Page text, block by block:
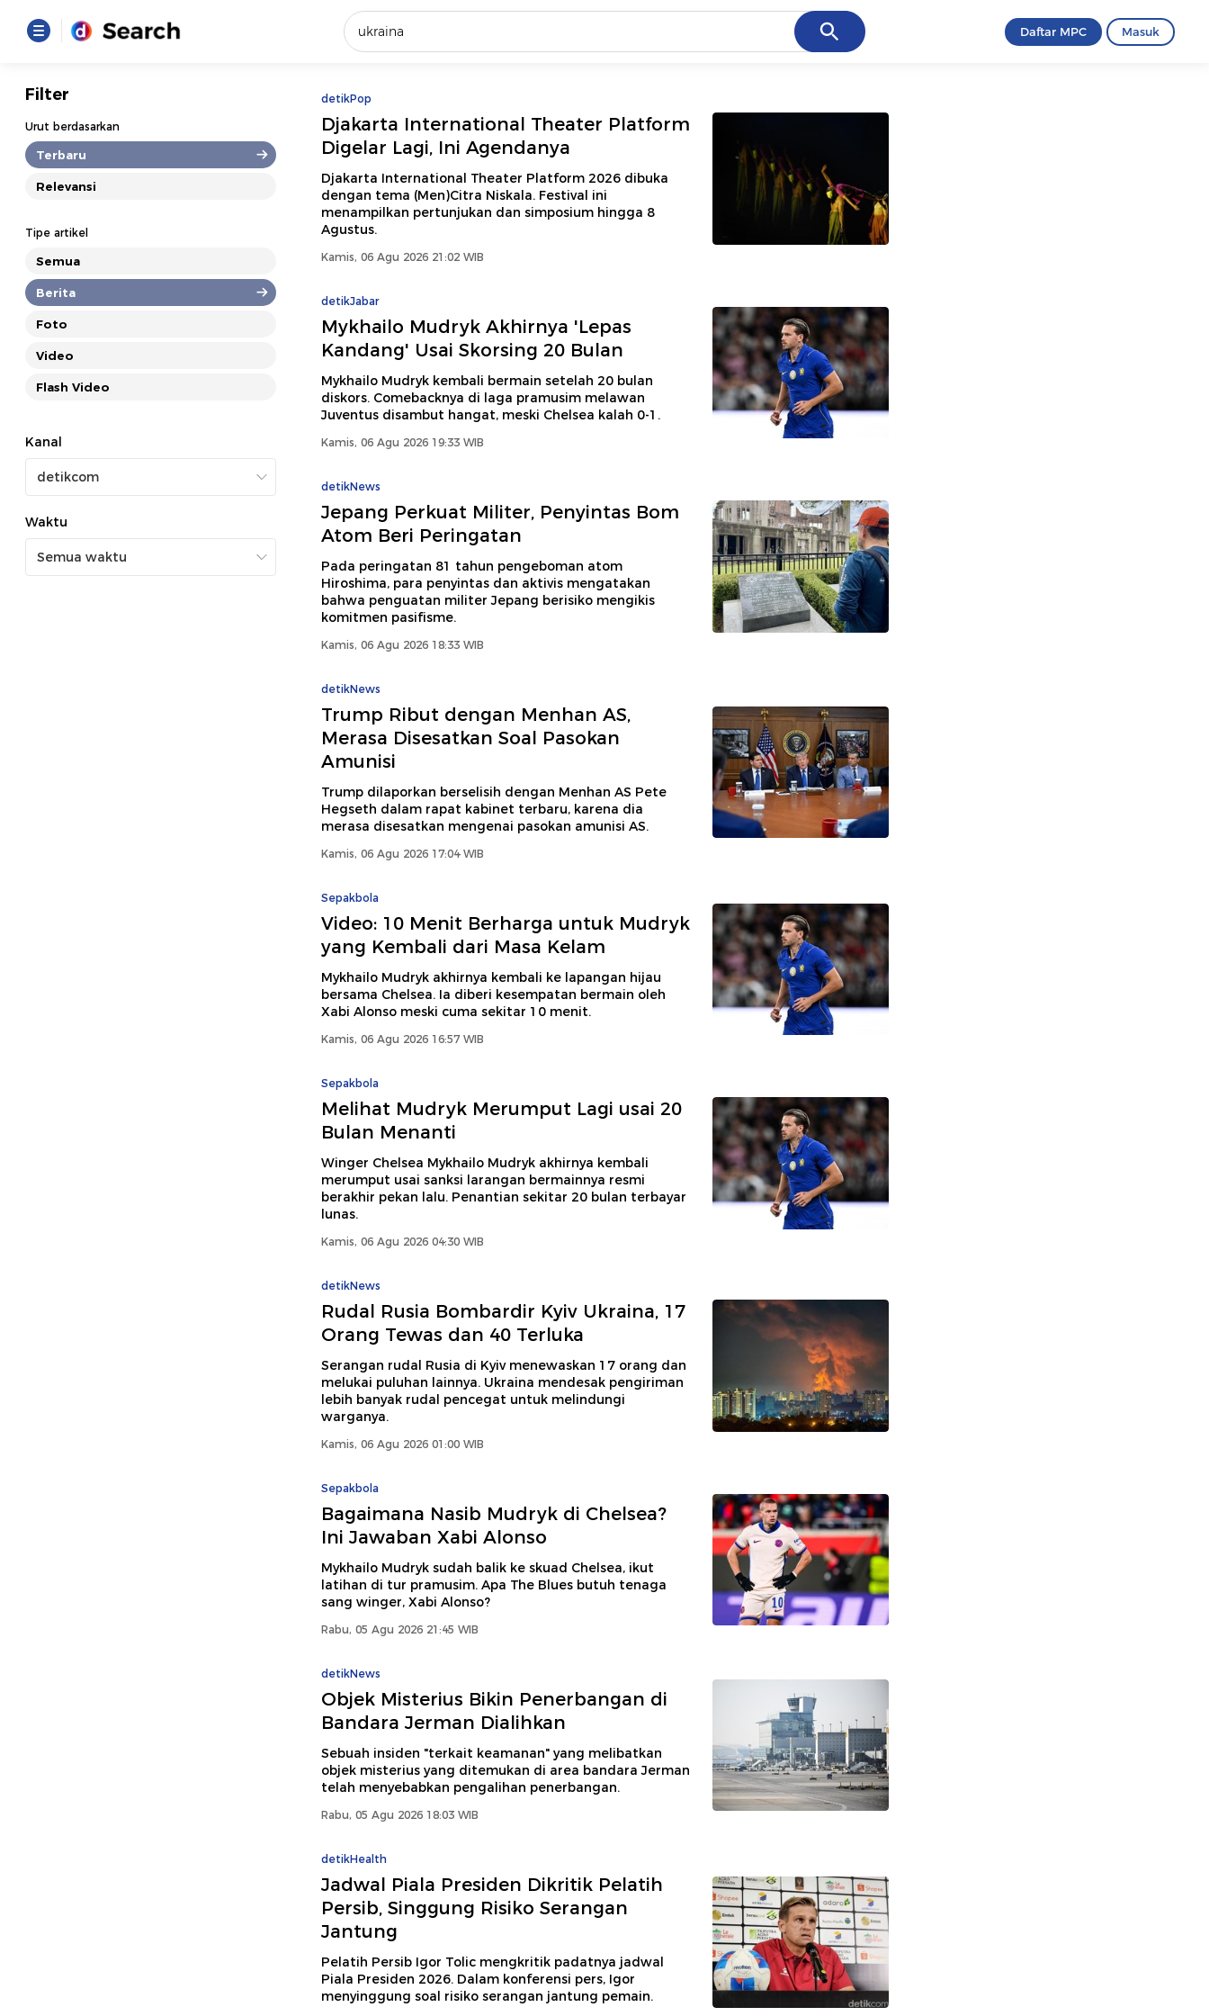
Cancel
Terakhir yang dicari
Daftar MPC Masuk
Filter
Urut berdasarkan
Terbaru
Relevansi
Tipe artikel
Semua
Berita
Foto
Video
Flash Video
Kanal
Waktu
detikPop
Djakarta International Theater Platform
Digelar Lagi, Ini Agendanya
Djakarta International Theater Platform 2026 dibuka
dengan tema (Men)Citra Niskala. Festival ini
menampilkan pertunjukan dan simposium hingga 8
Agustus.
Kamis, 06 Agu 2026 21:02 WIB
detikJabar
Mykhailo Mudryk Akhirnya 'Lepas
Kandang' Usai Skorsing 20 Bulan
Mykhailo Mudryk kembali bermain setelah 20 bulan
diskors. Comebacknya di laga pramusim melawan
Juventus disambut hangat, meski Chelsea kalah 0-1.
Kamis, 06 Agu 2026 19:33 WIB
detikNews
Jepang Perkuat Militer, Penyintas Bom
Atom Beri Peringatan
Pada peringatan 81 tahun pengeboman atom
Hiroshima, para penyintas dan aktivis mengatakan
bahwa penguatan militer Jepang berisiko mengikis
komitmen pasifisme.
Kamis, 06 Agu 2026 18:33 WIB
detikNews
Trump Ribut dengan Menhan AS,
Merasa Disesatkan Soal Pasokan
Amunisi
Trump dilaporkan berselisih dengan Menhan AS Pete
Hegseth dalam rapat kabinet terbaru, karena dia
merasa disesatkan mengenai pasokan amunisi AS.
Kamis, 06 Agu 2026 17:04 WIB
Sepakbola
Video: 10 Menit Berharga untuk Mudryk
yang Kembali dari Masa Kelam
Mykhailo Mudryk akhirnya kembali ke lapangan hijau
bersama Chelsea. Ia diberi kesempatan bermain oleh
Xabi Alonso meski cuma sekitar 10 menit.
Kamis, 06 Agu 2026 16:57 WIB
Sepakbola
Melihat Mudryk Merumput Lagi usai 20
Bulan Menanti
Winger Chelsea Mykhailo Mudryk akhirnya kembali
merumput usai sanksi larangan bermainnya resmi
berakhir pekan lalu. Penantian sekitar 20 bulan terbayar
lunas.
Kamis, 06 Agu 2026 04:30 WIB
detikNews
Rudal Rusia Bombardir Kyiv Ukraina, 17
Orang Tewas dan 40 Terluka
Serangan rudal Rusia di Kyiv menewaskan 17 orang dan
melukai puluhan lainnya. Ukraina mendesak pengiriman
lebih banyak rudal pencegat untuk melindungi
warganya.
Kamis, 06 Agu 2026 01:00 WIB
Sepakbola
Bagaimana Nasib Mudryk di Chelsea?
Ini Jawaban Xabi Alonso
Mykhailo Mudryk sudah balik ke skuad Chelsea, ikut
latihan di tur pramusim. Apa The Blues butuh tenaga
sang winger, Xabi Alonso?
Rabu, 05 Agu 2026 21:45 WIB
detikNews
Objek Misterius Bikin Penerbangan di
Bandara Jerman Dialihkan
Sebuah insiden "terkait keamanan" yang melibatkan
objek misterius yang ditemukan di area bandara Jerman
telah menyebabkan pengalihan penerbangan.
Rabu, 05 Agu 2026 18:03 WIB
detikHealth
Jadwal Piala Presiden Dikritik Pelatih
Persib, Singgung Risiko Serangan
Jantung
Pelatih Persib Igor Tolic mengkritik padatnya jadwal
Piala Presiden 2026. Dalam konferensi pers, Igor
menyinggung soal risiko serangan jantung pemain.